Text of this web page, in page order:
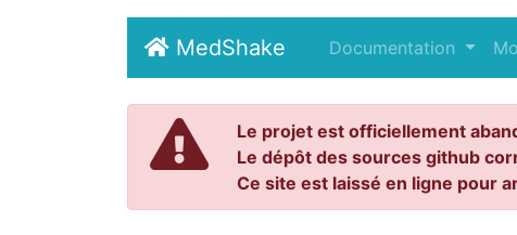
MedShake (current)
Documentation
Le projet est officiellement
Le dépôt des sources github
Ce site est laissé en ligne pour